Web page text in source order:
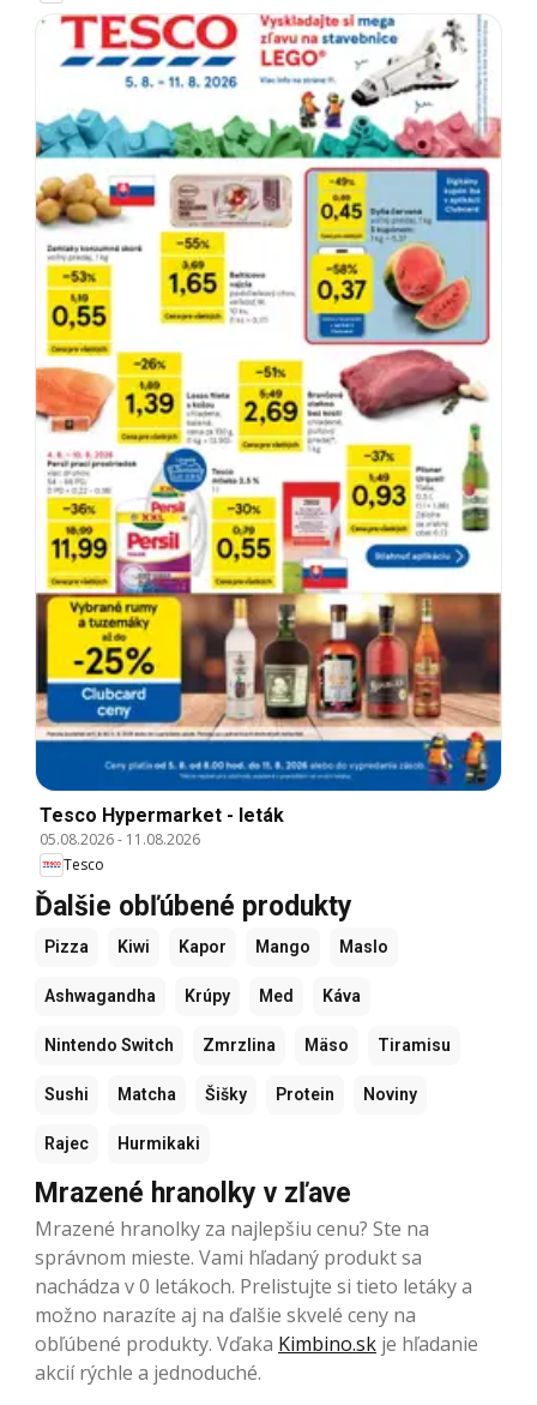
Tesco Hypermarket - leták
05.08.2026- 11.08.2026
Tesco
Ďalšie obľúbené produkty
Pizza Kiwi Kapor Mango Maslo
Ashwagandha Krúpy Med Káva
Nintendo Switch Zmrzlina Mäso Tiramisu
Sushi Matcha Šišky Protein Noviny
Rajec Hurmikaki
Mrazené hranolky v zľave
Mrazené hranolky za najlepšiu cenu? Ste na
správnom mieste. Vami hľadaný produkt sa
nachádza v 0 letákoch. Prelistujte si tieto letáky a
možno narazíte aj na ďalšie skvelé ceny na
obľúbené produkty. Vďaka Kimbino.sk je hľadanie
akcií rýchle a jednoduché.